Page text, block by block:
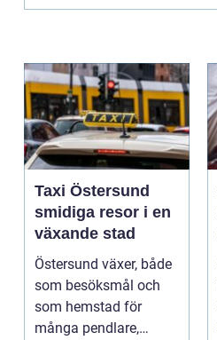
Taxi Östersund
smidiga resor i en
växande stad
Östersund växer, både
som besöksmål och
som hemstad för
många pendlare,